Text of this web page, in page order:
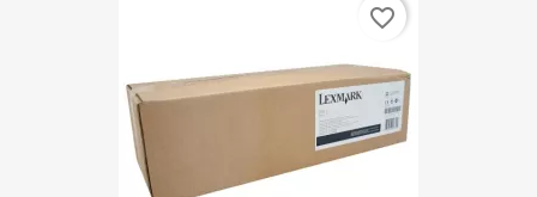
favorite_border